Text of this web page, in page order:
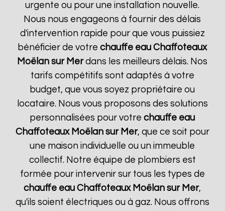
urgente ou pour une installation nouvelle.
Nous nous engageons à fournir des délais
d'intervention rapide pour que vous puissiez
bénéficier de votrechauffe eau Chaffoteaux
Moëlan sur Merdans les meilleurs délais. Nos
tarifs compétitifs sont adaptés à votre
budget, que vous soyez propriétaire ou
locataire. Nous vous proposons des solutions
personnalisées pour votrechauffe eau
Chaffoteaux Moëlan sur Mer, que ce soit pour
une maison individuelle ou un immeuble
collectif. Notre équipe de plombiers est
formée pour intervenir sur tous les types de
chauffe eau Chaffoteaux Moëlan sur Mer,
qu'ils soient électriques ou à gaz. Nous offrons